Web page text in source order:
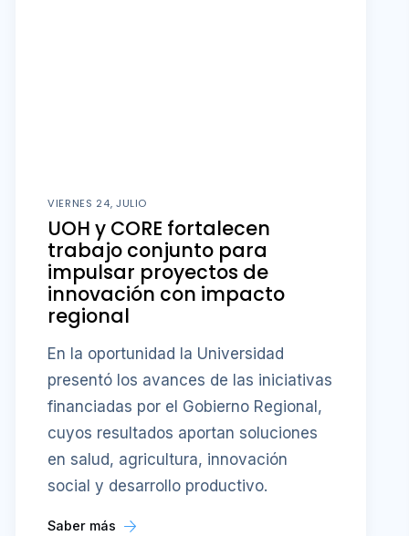
VIERNES 24, JULIO
UOH y CORE fortalecen
trabajo conjunto para
impulsar proyectos de
innovación con impacto
regional
En la oportunidad la Universidad
presentó los avances de las iniciativas
financiadas por el Gobierno Regional,
cuyos resultados aportan soluciones
en salud, agricultura, innovación
social y desarrollo productivo.
Saber más